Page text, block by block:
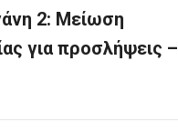
2: Μείωση
για προσλήψεις –